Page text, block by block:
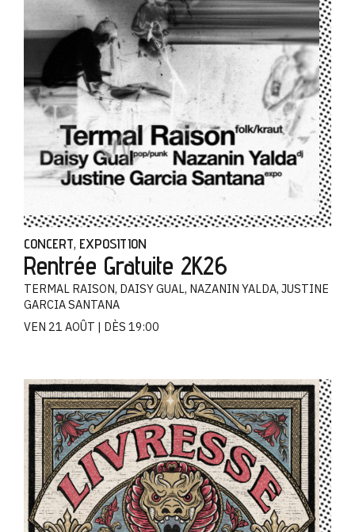
CONCERT, EXPOSITION
Rentrée Gratuite 2K26
TERMAL RAISON, DAISY GUAL, NAZANIN YALDA, JUSTINE
GARCIA SANTANA
VEN 21 AOÛT
DÈS 19:00